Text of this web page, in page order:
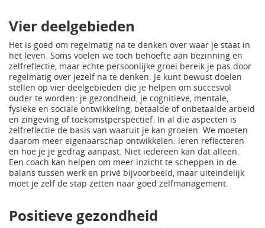
Vier deelgebieden
Het is goed om regelmatig na te denken over waar je staat in
het leven. Soms voelen we toch behoefte aan bezinning en
zelfreflectie, maar echte persoonlijke groei bereik je pas door
regelmatig over jezelf na te denken. Je kunt bewust doelen
stellen op vier deelgebieden die je helpen om succesvol
ouder te worden: je gezondheid, je cognitieve, mentale,
fysieke en sociale ontwikkeling, betaalde of onbetaalde arbeid
en zingeving of toekomstperspectief. In al die aspecten is
zelfreflectie de basis van waaruit je kan groeien. We moeten
daarom meer eigenaarschap ontwikkelen: leren reflecteren
en hoe je je gedrag aanpast. Niet iedereen kan dat alleen.
Een coach kan helpen om meer inzicht te scheppen in de
balans tussen werk en privé bijvoorbeeld, maar uiteindelijk
moet je zelf de stap zetten naar goed zelfmanagement.
Positieve gezondheid